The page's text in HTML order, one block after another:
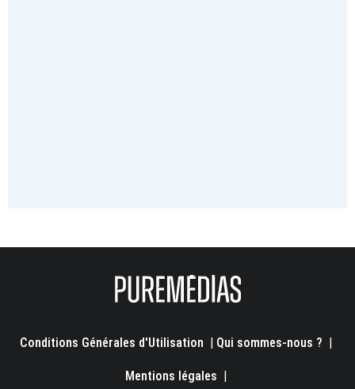
Conditions Générales d'Utilisation | Qui sommes-nous ? |
Mentions légales |